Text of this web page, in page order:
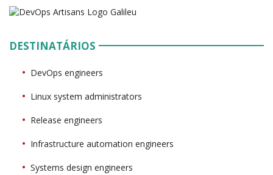
DESTINATÁRIOS
DevOps engineers
Linux system administrators
Release engineers
Infrastructure automation engineers
Systems design engineers